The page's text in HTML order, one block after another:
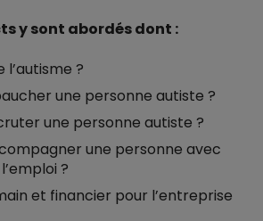
y sont abordés dont :
l’autisme ?
une personne autiste ?
une personne autiste ?
une personne avec
?
et financier pour l’entreprise